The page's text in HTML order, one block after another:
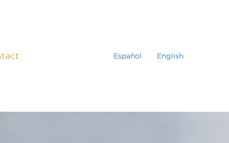
Español English